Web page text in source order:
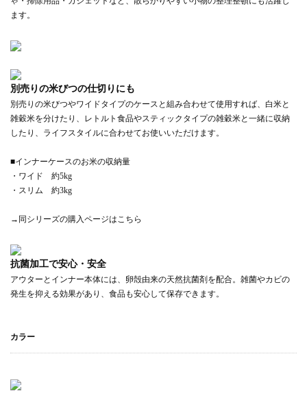
ます。
別売りの米びつの仕切りにも
別売りの米びつやワイドタイプのケースと組み合わせて使用すれば、白米と
雑穀米を分けたり、レトルト食品やスティックタイプの雑穀米と一緒に収納
したり、ライフスタイルに合わせてお使いいただけます。
■インナーケースのお米の収納量
・ワイド 約5kg
・スリム 約3kg
→同シリーズの購入ページはこちら
抗菌加工で安心・安全
アウターとインナー本体には、卵殻由来の天然抗菌剤を配合。雑菌やカビの
発生を抑える効果があり、食品も安心して保存できます。
カラー